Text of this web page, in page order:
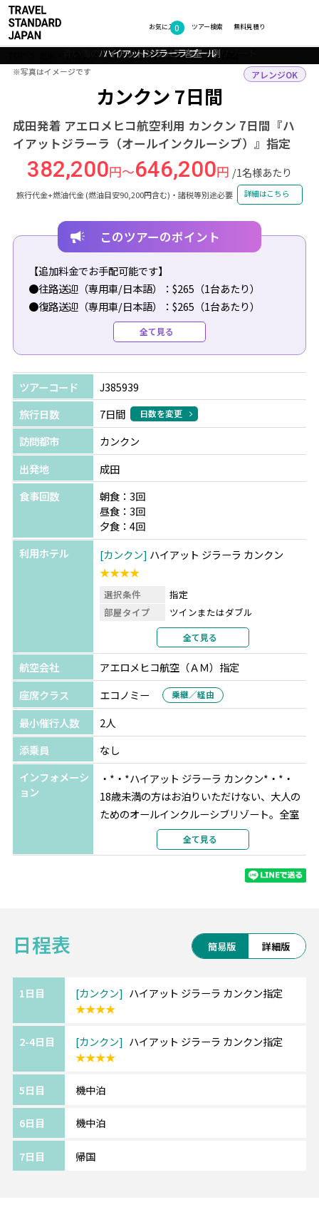
お気に入り
0 無料見積り
ツアー検索
メキシコ カンクン ツアー詳細
カンクン 7日間
成田発着 アエロメヒコ航空利用 カンクン 7日間『ハ
イアットジラーラ（オールインクルーシブ）』指定
アレンジOK
382,200円～646,200円 /1名様あたり
旅行代金+燃油代金 (燃油目安90,200円含む)・諸税等別途必要 詳細はこちら
青い海の近くにあるカンクンビーチとリゾート
カンクンのビーチ
ハイアットジラーラ 客室一例
ハイアットジラーラ プール
フォトギャラリー
※写真はイメージです
※写真はイメージです
このツアーのポイント
【追加料金でお手配可能です】
●往路送迎（専用車/日本語）：$265（1台あたり）
●復路送迎（専用車/日本語）：$265（1台あたり）
●各種オプショナルツアーもお手配可能です。詳しくはお
問合せください。
【地方発着をご希望の場合】
国際線ご出発の前日に、大阪やセントレアから成田空港へ
移動する航空券お手配も追加代金で可能です。お気軽にお
問い合わせください。
※前泊分はお客様ご自身でのホテル手配となります。
全て見る
ツアーコード
J385939
旅行日数
7日間 日数を変更
訪問都市
カンクン
出発地
成田
食事回数
朝食：3回
昼食：3回
夕食：4回
利用ホテル
カンクン ハイアット ジラーラ カンクン
★★★★
選択条件
指定
部屋タイプ
ツインまたはダブル
2名1室利用
部屋カテゴリ
ジュニアスイート
全て見る
航空会社
アエロメヒコ航空（ＡＭ）指定
座席クラス
エコノミー 乗継／経由
最小催行人数
2人
添乗員
なし
インフォメーシ
ョン
・*・*ハイアット ジラーラ カンクン*・*・
18歳未満の方はお泊りいただけない、大人の
ためのオールインクルーシブリゾート。全室
ジャグジー付き＆オーシャンビュー、スタン
ダードなお部屋でもジュニアスイート仕様
と、贅沢なつくりになっています。日本人ゲ
アクセス：空港から車で約20分
全て見る
日程表 簡易版 詳細版
1日目 カンクン
ハイアット ジラーラ カンクン指定
★★★★
2-4日目 カンクン
ハイアット ジラーラ カンクン指定
★★★★
5日目 機中泊
6日目 機中泊
7日目 帰国